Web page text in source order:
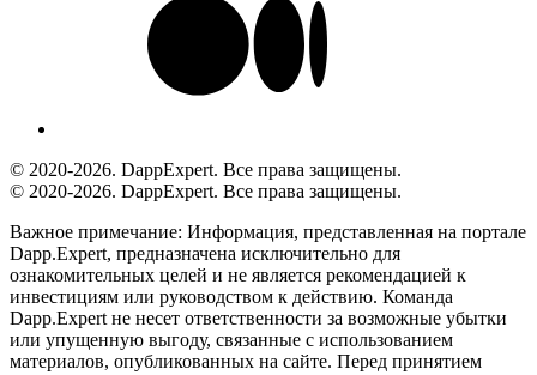
© 2020-2026. DappExpert. Все права защищены.
© 2020-2026. DappExpert. Все права защищены.
Важное примечание: Информация, представленная на портале
Dapp.Expert, предназначена исключительно для
ознакомительных целей и не является рекомендацией к
инвестициям или руководством к действию. Команда
Dapp.Expert не несет ответственности за возможные убытки
или упущенную выгоду, связанные с использованием
материалов, опубликованных на сайте. Перед принятием